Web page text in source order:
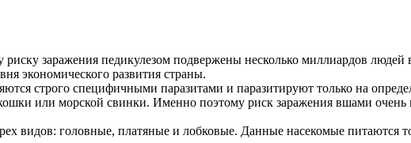
заражения педикулезом подвержены несколько миллиардов людей
экономического развития страны.
строго специфичными паразитами и паразитируют только на
или морской свинки. Именно поэтому риск заражения вшами
видов: головные, платяные и лобковые. Данные насекомые питаются